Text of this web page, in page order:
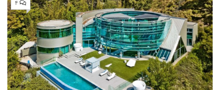
شیک پوشی
دکوراسیون و چیدمان
غذا
رستوران گردی
آشپزی
۴